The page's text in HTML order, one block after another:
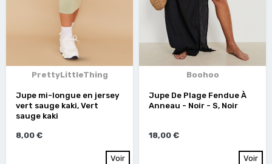
PrettyLittleThing
Jupe mi-longue en jersey
vert sauge kaki, Vert
sauge kaki
8,00 €
Voir
Boohoo
Jupe De Plage Fendue À
Anneau - Noir - S, Noir
18,00 €
Voir